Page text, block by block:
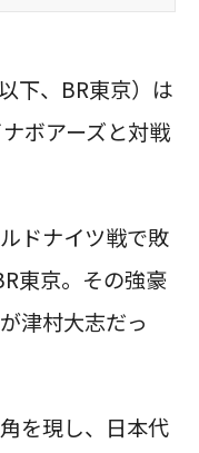
下、BR東京）は
ボアーズと対戦
ドナイツ戦で敗
東京。その強豪
津村大志だっ
を現し、日本代